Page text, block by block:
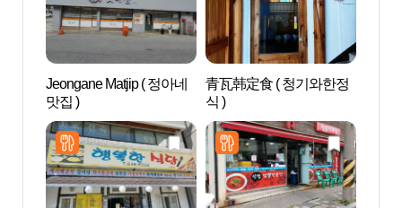
Jeongane Matjip ( 정아네
맛집 )
青瓦韩定食 ( 청기와한정
식 )